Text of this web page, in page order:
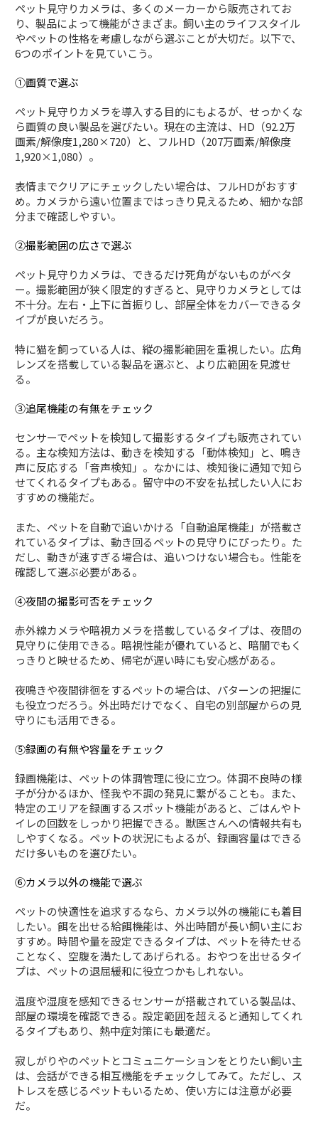
ペット見守りカメラは、多くのメーカーから販売されてお
り、製品によって機能がさまざま。飼い主のライフスタイル
やペットの性格を考慮しながら選ぶことが大切だ。以下で、
6つのポイントを見ていこう。
①画質で選ぶ
ペット見守りカメラを導入する目的にもよるが、せっかくな
ら画質の良い製品を選びたい。現在の主流は、HD（92.2万
画素/解像度1,280×720）と、フルHD（207万画素/解像度
1,920×1,080）。
表情までクリアにチェックしたい場合は、フルHDがおすす
め。カメラから遠い位置まではっきり見えるため、細かな部
分まで確認しやすい。
②撮影範囲の広さで選ぶ
ペット見守りカメラは、できるだけ死角がないものがベタ
ー。撮影範囲が狭く限定的すぎると、見守りカメラとしては
不十分。左右・上下に首振りし、部屋全体をカバーできるタ
イプが良いだろう。
特に猫を飼っている人は、縦の撮影範囲を重視したい。広角
レンズを搭載している製品を選ぶと、より広範囲を見渡せ
る。
③追尾機能の有無をチェック
センサーでペットを検知して撮影するタイプも販売されてい
る。主な検知方法は、動きを検知する「動体検知」と、鳴き
声に反応する「音声検知」。なかには、検知後に通知で知ら
せてくれるタイプもある。留守中の不安を払拭したい人にお
すすめの機能だ。
また、ペットを自動で追いかける「自動追尾機能」が搭載さ
れているタイプは、動き回るペットの見守りにぴったり。た
だし、動きが速すぎる場合は、追いつけない場合も。性能を
確認して選ぶ必要がある。
④夜間の撮影可否をチェック
赤外線カメラや暗視カメラを搭載しているタイプは、夜間の
見守りに使用できる。暗視性能が優れていると、暗闇でもく
っきりと映せるため、帰宅が遅い時にも安心感がある。
夜鳴きや夜間徘徊をするペットの場合は、パターンの把握に
も役立つだろう。外出時だけでなく、自宅の別部屋からの見
守りにも活用できる。
⑤録画の有無や容量をチェック
録画機能は、ペットの体調管理に役に立つ。体調不良時の様
子が分かるほか、怪我や不調の発見に繋がることも。また、
特定のエリアを録画するスポット機能があると、ごはんやト
イレの回数をしっかり把握できる。獣医さんへの情報共有も
しやすくなる。ペットの状況にもよるが、録画容量はできる
だけ多いものを選びたい。
⑥カメラ以外の機能で選ぶ
ペットの快適性を追求するなら、カメラ以外の機能にも着目
したい。餌を出せる給餌機能は、外出時間が長い飼い主にお
すすめ。時間や量を設定できるタイプは、ペットを待たせる
ことなく、空腹を満たしてあげられる。おやつを出せるタイ
プは、ペットの退屈緩和に役立つかもしれない。
温度や湿度を感知できるセンサーが搭載されている製品は、
部屋の環境を確認できる。設定範囲を超えると通知してくれ
るタイプもあり、熱中症対策にも最適だ。
寂しがりやのペットとコミュニケーションをとりたい飼い主
は、会話ができる相互機能をチェックしてみて。ただし、ス
トレスを感じるペットもいるため、使い方には注意が必要
だ。